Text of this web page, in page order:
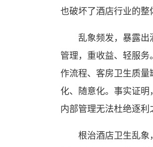
也破坏了酒店行业的整
乱象频发，暴露出酒
管理，重收益、轻服
作流程、客房卫生质
化、随意化。事实证
内部管理无法杜绝逐利
根治酒店卫生乱象，